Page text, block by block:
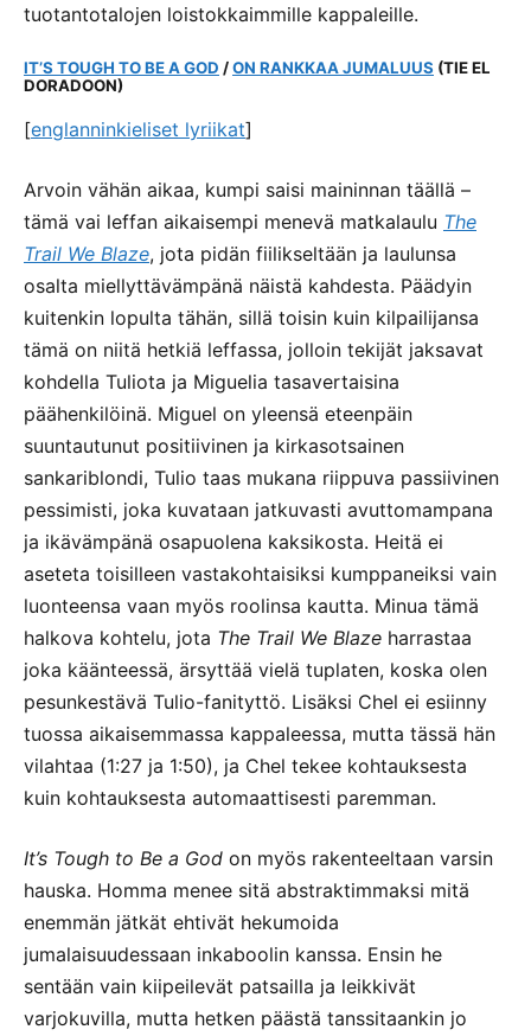
tuotantotalojen loistokkaimmille kappaleille.
IT’S TOUGH TO BE A GOD /ON RANKKAA JUMALUUS (TIE EL
DORADOON)
[englanninkieliset lyriikat]
Arvoin vähän aikaa, kumpi saisi maininnan täällä –
tämä vai leffan aikaisempi menevä matkalaulu The
Trail We Blaze, jota pidän fiilikseltään ja laulunsa
osalta miellyttävämpänä näistä kahdesta. Päädyin
kuitenkin lopulta tähän, sillä toisin kuin kilpailijansa
tämä on niitä hetkiä leffassa, jolloin tekijät jaksavat
kohdella Tuliota ja Miguelia tasavertaisina
päähenkilöinä. Miguel on yleensä eteenpäin
suuntautunut positiivinen ja kirkasotsainen
sankariblondi, Tulio taas mukana riippuva passiivinen
pessimisti, joka kuvataan jatkuvasti avuttomampana
ja ikävämpänä osapuolena kaksikosta. Heitä ei
aseteta toisilleen vastakohtaisiksi kumppaneiksi vain
luonteensa vaan myös roolinsa kautta. Minua tämä
halkova kohtelu, jota The Trail We Blaze harrastaa
joka käänteessä, ärsyttää vielä tuplaten, koska olen
pesunkestävä Tulio-fanityttö. Lisäksi Chel ei esiinny
tuossa aikaisemmassa kappaleessa, mutta tässä hän
vilahtaa (1:27 ja 1:50), ja Chel tekee kohtauksesta
kuin kohtauksesta automaattisesti paremman.
It’s Tough to Be a God on myös rakenteeltaan varsin
hauska. Homma menee sitä abstraktimmaksi mitä
enemmän jätkät ehtivät hekumoida
jumalaisuudessaan inkaboolin kanssa. Ensin he
sentään vain kiipeilevät patsailla ja leikkivät
varjokuvilla, mutta hetken päästä tanssitaankin jo